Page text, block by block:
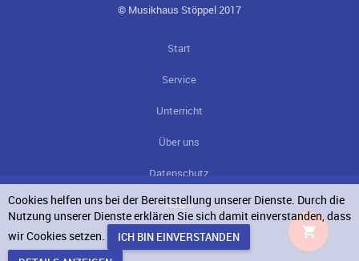
© Musikhaus Stöppel 2017
Start
Service
Unterricht
Über uns
Datenschutz
AGB`s
Impressum
Cookies helfen uns bei der Bereitstellung unserer Dienste. Durch die
Nutzung unserer Dienste erklären Sie sich damit einverstanden, dass
wir Cookies setzen.